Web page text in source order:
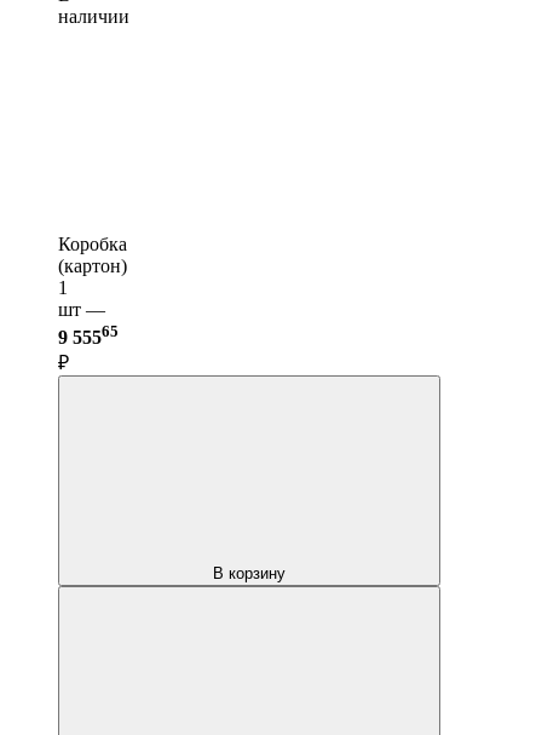
наличии
Коробка
(картон)
1
шт —
9 55565
₽
В корзину